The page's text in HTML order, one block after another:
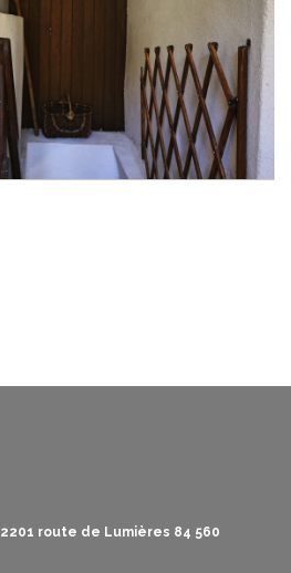
2201 route de Lumières 84 560